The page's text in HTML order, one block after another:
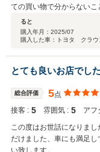
ての買い物で分からない
らなかった。 字光式ナン
っていただけた。 購入す
ると
購入年月： 2025/07
購入した車：トヨタ クラ
とても良いお店でした
総合評価 5点
接客 : 5 雰囲気 : 5 アフ
この度はお世話になりま
だけました、車にも満足
い致します。